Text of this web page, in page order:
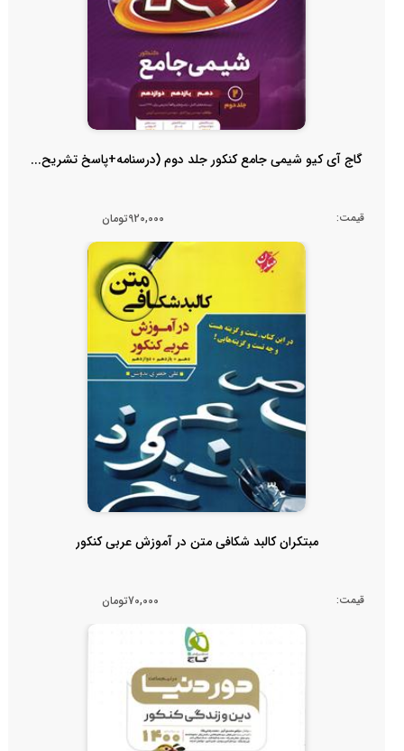
گاج آی کیو شیمی جامع کنکور جلد دوم (درسنامه+پاسخ تشریح...
قیمت: 920,000تومان
مبتکران کالبد شکافی متن در آموزش عربی کنکور
قیمت: 70,000تومان